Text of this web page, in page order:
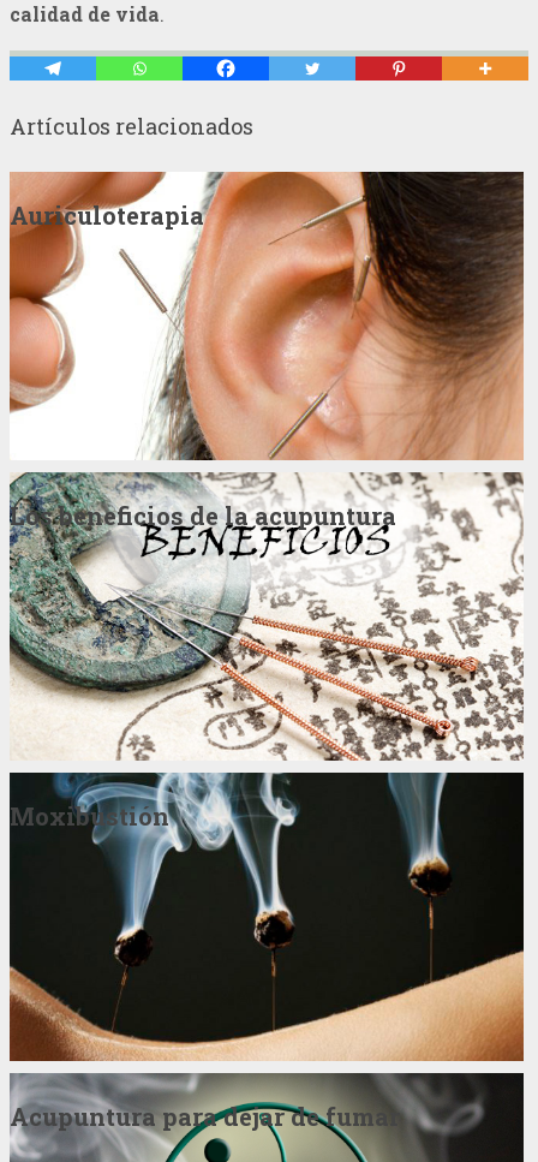
calidad de vida.
Artículos relacionados
Auriculoterapia
Los beneficios de la acupuntura
Moxibustión
Acupuntura para dejar de fumar